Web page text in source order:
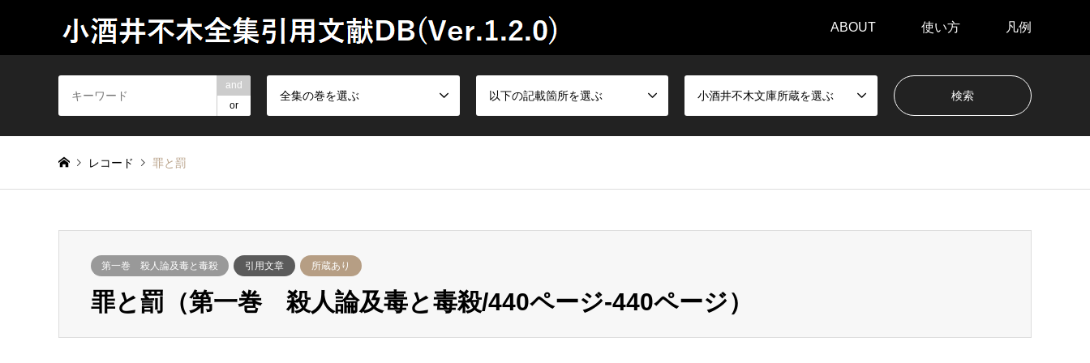
ABOUT 使い方 凡例
and
or
全集の巻を選ぶ 以下の記載箇所を選ぶ 小酒井不木文庫所蔵を選ぶ
レコード 罪と罰
第一巻 殺人論及毒と毒殺 引用文章 所蔵あり
罪と罰（第一巻 殺人論及毒と毒殺/440ページ-440ページ）